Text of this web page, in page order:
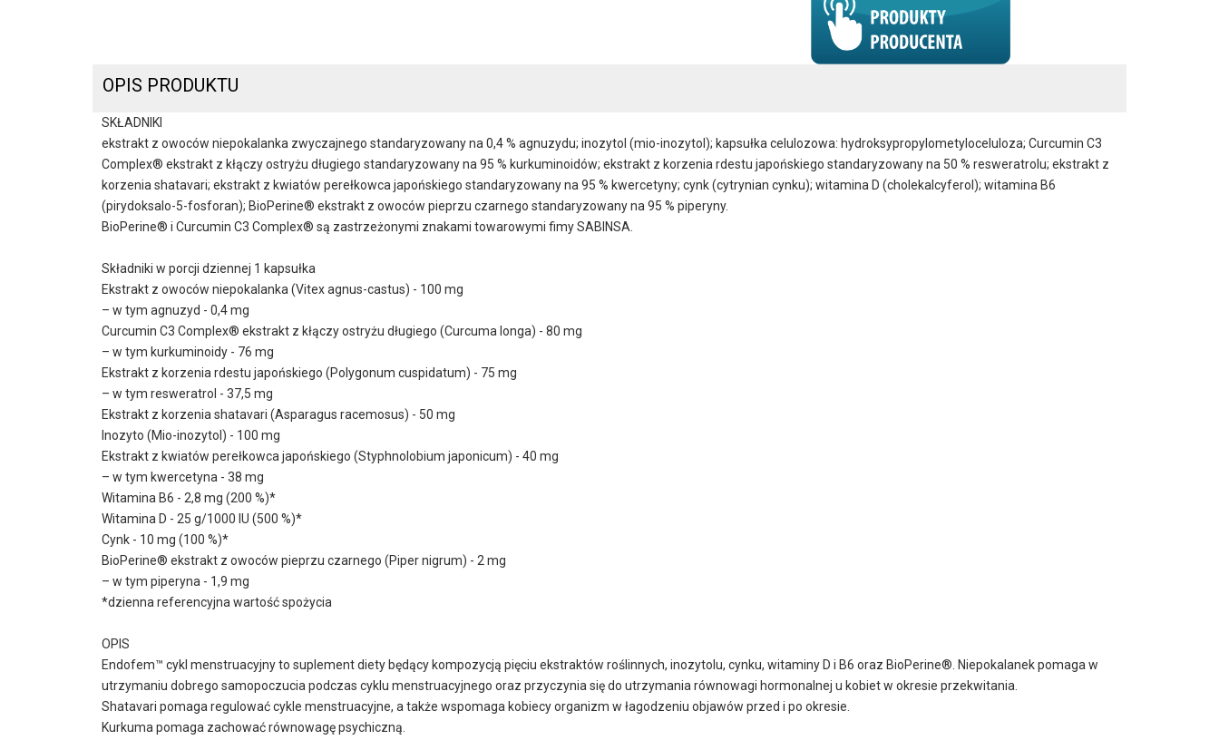
OPIS PRODUKTU
SKŁADNIKI
ekstrakt z owoców niepokalanka zwyczajnego standaryzowany na 0,4 % agnuzydu; inozytol (mio-inozytol); kapsułka celulozowa: hydroksypropylometyloceluloza; Curcumin C3
Complex® ekstrakt z kłączy ostryżu długiego standaryzowany na 95 % kurkuminoidów; ekstrakt z korzenia rdestu japońskiego standaryzowany na 50 % resweratrolu; ekstrakt z
korzenia shatavari; ekstrakt z kwiatów perełkowca japońskiego standaryzowany na 95 % kwercetyny; cynk (cytrynian cynku); witamina D (cholekalcyferol); witamina B6
(pirydoksalo-5-fosforan); BioPerine® ekstrakt z owoców pieprzu czarnego standaryzowany na 95 % piperyny.
BioPerine® i Curcumin C3 Complex® są zastrzeżonymi znakami towarowymi fimy SABINSA.
Składniki w porcji dziennej 1 kapsułka
Ekstrakt z owoców niepokalanka (Vitex agnus-castus) - 100 mg
– w tym agnuzyd - 0,4 mg
Curcumin C3 Complex® ekstrakt z kłączy ostryżu długiego (Curcuma longa) - 80 mg
– w tym kurkuminoidy - 76 mg
Ekstrakt z korzenia rdestu japońskiego (Polygonum cuspidatum) - 75 mg
– w tym resweratrol - 37,5 mg
Ekstrakt z korzenia shatavari (Asparagus racemosus) - 50 mg
Inozyto (Mio-inozytol) - 100 mg
Ekstrakt z kwiatów perełkowca japońskiego (Styphnolobium japonicum) - 40 mg
– w tym kwercetyna - 38 mg
Witamina B6 - 2,8 mg (200 %)*
Witamina D - 25 g/1000 IU (500 %)*
Cynk - 10 mg (100 %)*
BioPerine® ekstrakt z owoców pieprzu czarnego (Piper nigrum) - 2 mg
– w tym piperyna - 1,9 mg
*dzienna referencyjna wartość spożycia
OPIS
Endofem™ cykl menstruacyjny to suplement diety będący kompozycją pięciu ekstraktów roślinnych, inozytolu, cynku, witaminy D i B6 oraz BioPerine®. Niepokalanek pomaga w
utrzymaniu dobrego samopoczucia podczas cyklu menstruacyjnego oraz przyczynia się do utrzymania równowagi hormonalnej u kobiet w okresie przekwitania.
Shatavari pomaga regulować cykle menstruacyjne, a także wspomaga kobiecy organizm w łagodzeniu objawów przed i po okresie.
Kurkuma pomaga zachować równowagę psychiczną.